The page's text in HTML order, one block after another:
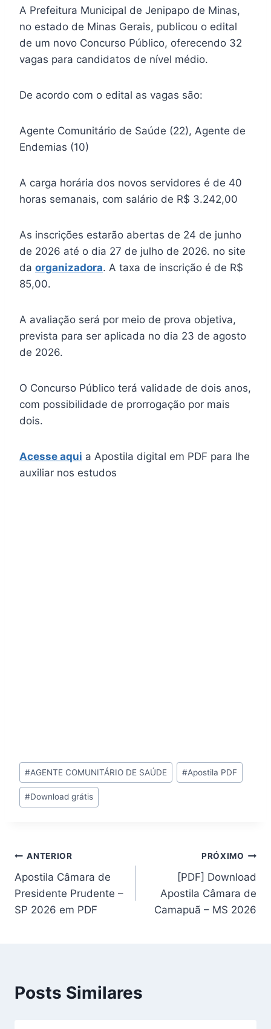
A Prefeitura Municipal de Jenipapo de Minas,
no estado de Minas Gerais, publicou o edital
de um novo Concurso Público, oferecendo 32
vagas para candidatos de nível médio.
De acordo com o edital as vagas são:
Agente Comunitário de Saúde (22), Agente de
Endemias (10)
A carga horária dos novos servidores é de 40
horas semanais, com salário de R$ 3.242,00
As inscrições estarão abertas de 24 de junho
de 2026 até o dia 27 de julho de 2026. no site
da organizadora. A taxa de inscrição é de R$
85,00.
A avaliação será por meio de prova objetiva,
prevista para ser aplicada no dia 23 de agosto
de 2026.
O Concurso Público terá validade de dois anos,
com possibilidade de prorrogação por mais
dois.
Acesse aqui a Apostila digital em PDF para lhe
auxiliar nos estudos
Tags
do
Post:
#AGENTE COMUNITÁRIO DE SAÚDE #Apostila PDF
#Download grátis
Navegação
de
Post
ANTERIOR
Apostila Câmara de
Presidente Prudente –
SP 2026 em PDF
PRÓXIMO
[PDF] Download
Apostila Câmara de
Camapuã – MS 2026
Posts Similares